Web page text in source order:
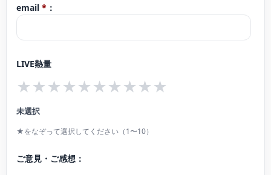
現在 東海地方を中心にソロ、デュオ、室内楽など幅広く演奏活動を行ってい
また小学校にて音楽専科、音楽教室にてピアノ講師として後進の指導にもあた
email * ：
LIVE熱量
★★★★★★★★★★
未選択
★をなぞって選択してください（1〜10）
ご意見・ご感想：